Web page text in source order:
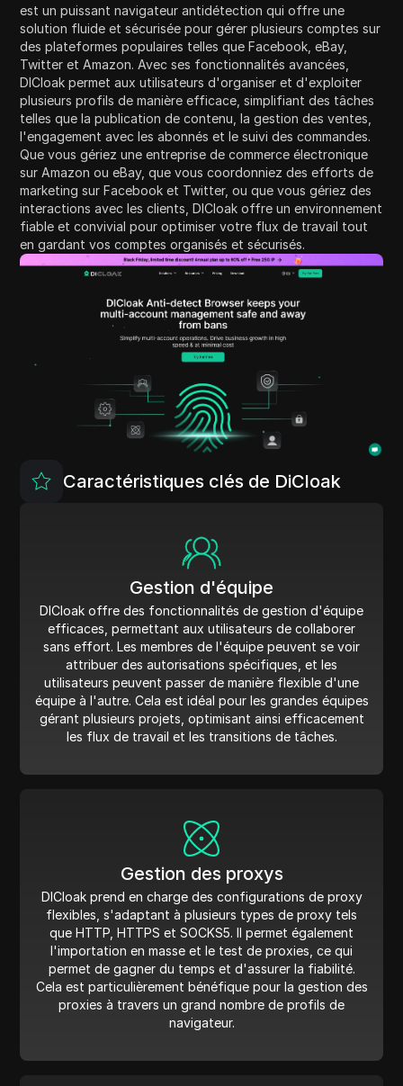
est un puissant navigateur antidétection qui offre une
solution fluide et sécurisée pour gérer plusieurs comptes sur
des plateformes populaires telles que Facebook, eBay,
Twitter et Amazon. Avec ses fonctionnalités avancées,
DICloak permet aux utilisateurs d'organiser et d'exploiter
plusieurs profils de manière efficace, simplifiant des tâches
telles que la publication de contenu, la gestion des ventes,
l'engagement avec les abonnés et le suivi des commandes.
Que vous gériez une entreprise de commerce électronique
sur Amazon ou eBay, que vous coordonniez des efforts de
marketing sur Facebook et Twitter, ou que vous gériez des
interactions avec les clients, DICloak offre un environnement
fiable et convivial pour optimiser votre flux de travail tout
en gardant vos comptes organisés et sécurisés.
Caractéristiques clés de DiCloak
Gestion d'équipe
DICloak offre des fonctionnalités de gestion d'équipe
efficaces, permettant aux utilisateurs de collaborer
sans effort. Les membres de l'équipe peuvent se voir
attribuer des autorisations spécifiques, et les
utilisateurs peuvent passer de manière flexible d'une
équipe à l'autre. Cela est idéal pour les grandes équipes
gérant plusieurs projets, optimisant ainsi efficacement
les flux de travail et les transitions de tâches.
Gestion des proxys
DICloak prend en charge des configurations de proxy
flexibles, s'adaptant à plusieurs types de proxy tels
que HTTP, HTTPS et SOCKS5. Il permet également
l'importation en masse et le test de proxies, ce qui
permet de gagner du temps et d'assurer la fiabilité.
Cela est particulièrement bénéfique pour la gestion des
proxies à travers un grand nombre de profils de
navigateur.